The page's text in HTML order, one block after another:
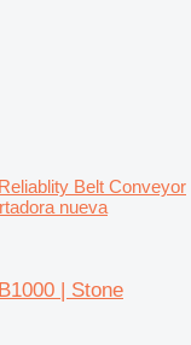
Belt Conveyor
nueva
| Stone